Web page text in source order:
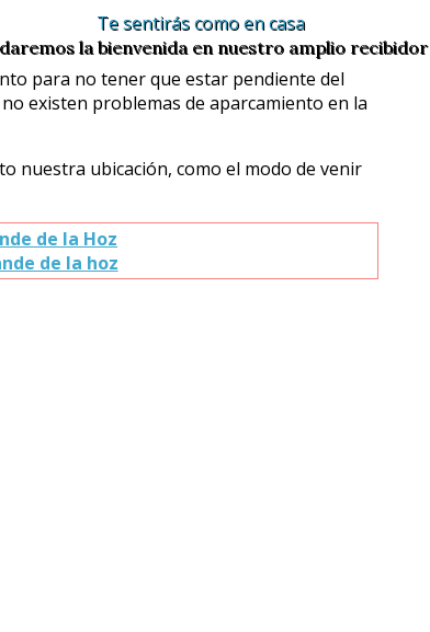
Te sentirás como en casa
la bienvenida en nuestro amplio recibidor
para no tener que estar pendiente del
existen problemas de aparcamiento en la
nuestra ubicación, como el modo de venir
de la Hoz
de la hoz